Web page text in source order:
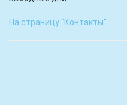
На страницу "Контакты"